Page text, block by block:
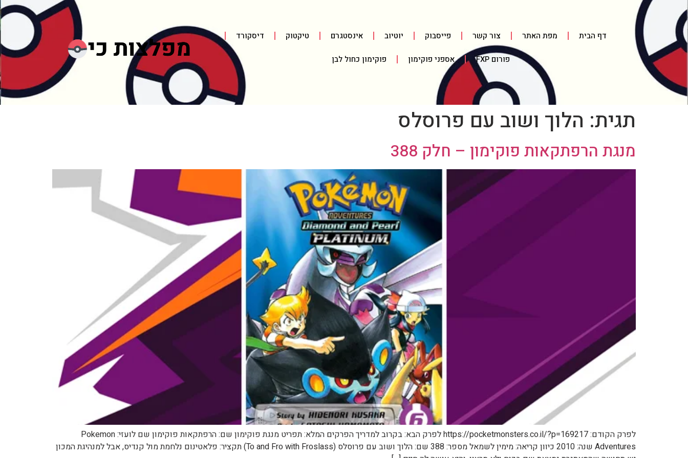
דף הבית מפת האתר צור קשר פייסבוק יוטיוב אינסטגרם טיקטוק דיסקורד
פורום FXP אספני פוקימון פוקימון כחול לבן
תגית: הלוך ושוב עם פרוסלס
מנגת הרפתקאות פוקימון – חלק 388
לפרק הקודם: https://pocketmonsters.co.il/?p=169217 לפרק הבא: בקרוב למדריך הפרקים המלא: תפריט מנגת פוקימון שם: הרפתקאות פוקימון שם לועזי: Pokemon
Adventures שנה: 2010 כיוון קריאה: מימין לשמאל מספר: 388 שם: הלוך ושוב עם פרוסלס (To and Fro with Froslass) תקציר: פלאטינום נלחמת מול קנדיס, אבל למנהיגת המכון